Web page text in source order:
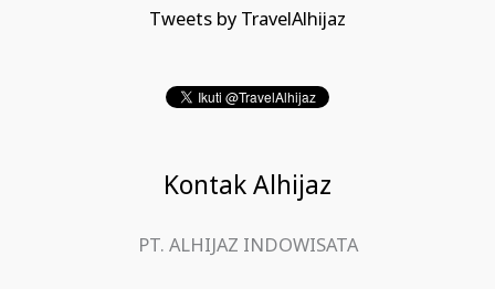
Tweets by TravelAlhijaz
Kontak Alhijaz
PT. ALHIJAZ INDOWISATA